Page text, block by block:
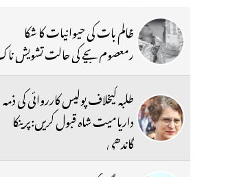
ظالم بات کی حیوانیات کا شکا
رمعصوم بچے کی حالت تشویش
طلبہ کیخلاف پولیس کارروائی کی ذمہ
داریامیت شاہ قبول کریں:پرینکا
گاندھی